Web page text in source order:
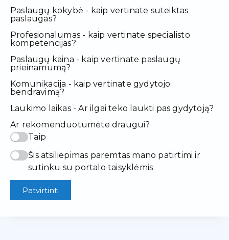
Paslaugų kokybė - kaip vertinate suteiktas
paslaugas?
Profesionalumas - kaip vertinate specialisto
kompetencijas?
Paslaugų kaina - kaip vertinate paslaugų
prieinamumą?
Komunikacija - kaip vertinate gydytojo
bendravimą?
Laukimo laikas - Ar ilgai teko laukti pas gydytoją?
Ar rekomenduotumėte draugui?
Taip
Šis atsiliepimas paremtas mano patirtimi ir
sutinku su portalo taisyklėmis
Patvirtinti